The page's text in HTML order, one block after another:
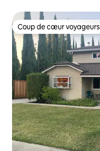
Coup de cœur voyageurs
Coup de cœur voyageurs